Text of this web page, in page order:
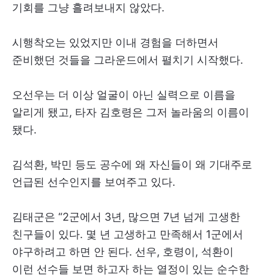
기회를 그냥 흘려보내지 않았다.
시행착오는 있었지만 이내 경험을 더하면서
준비했던 것들을 그라운드에서 펼치기 시작했다.
오선우는 더 이상 얼굴이 아닌 실력으로 이름을
알리게 됐고, 타자 김호령은 그저 놀라움의 이름이
됐다.
김석환, 박민 등도 공수에 왜 자신들이 왜 기대주로
언급된 선수인지를 보여주고 있다.
김태군은 “2군에서 3년, 많으면 7년 넘게 고생한
친구들이 있다. 몇 년 고생하고 만족해서 1군에서
야구하려고 하면 안 된다. 선우, 호령이, 석환이
이런 선수들 보면 하고자 하는 열정이 있는 순수한